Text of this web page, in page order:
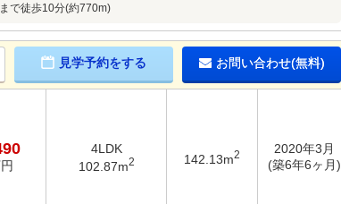
で徒歩10分(約770m)
見学予約をする お問い合わせ(無料)
4LDK
102.87m2 142.13m2
2020年3月
(築6年6ヶ月)